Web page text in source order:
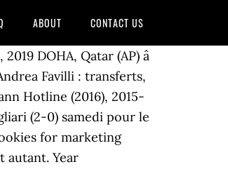
ABOUT CONTACT US
DOHA, Qatar (AP) â
Favilli : transferts,
Hotline (2016), 2015-
(2-0) samedi pour le
for marketing
autant. Year